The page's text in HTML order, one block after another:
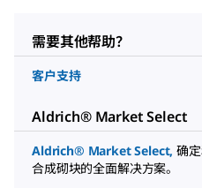
需要其他帮助？
客户支持
Aldrich® Market Select
Aldrich® Market Select, 确
合成砌块的全面解决方案。